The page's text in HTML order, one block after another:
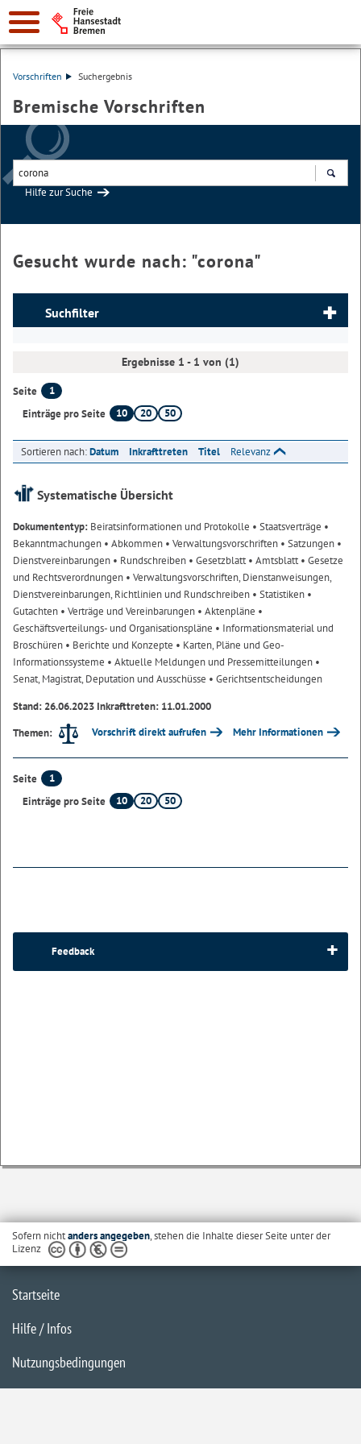
Vorschriften Suchergebnis
Bremische Vorschriften
Hilfe zur Suche
Gesucht wurde nach: "corona"
Suchfilter
Ergebnisse 1 - 1 von (1)
Seite
1
Einträge pro Seite
10 20 50
Sortieren nach:Datum Inkrafttreten Titel Relevanz
Systematische Übersicht
Dokumententyp: Beiratsinformationen und Protokolle • Staatsverträge •
Bekanntmachungen • Abkommen • Verwaltungsvorschriften • Satzungen •
Dienstvereinbarungen • Rundschreiben • Gesetzblatt• Amtsblatt• Gesetze
und Rechtsverordnungen • Verwaltungsvorschriften, Dienstanweisungen,
Dienstvereinbarungen, Richtlinien und Rundschreiben • Statistiken •
Gutachten • Verträge und Vereinbarungen • Aktenpläne •
Geschäftsverteilungs- und Organisationspläne • Informationsmaterial und
Broschüren • Berichte und Konzepte • Karten, Pläne und Geo-
Informationssysteme • Aktuelle Meldungen und Pressemitteilungen •
Senat, Magistrat, Deputation und Ausschüsse • Gerichtsentscheidungen
Stand: 26.06.2023 Inkrafttreten: 11.01.2000
Themen:
Vorschrift direkt aufrufen Mehr Informationen
Seite
1
Einträge pro Seite
10 20 50
Feedback
Sofern nichtanders angegeben, stehen die Inhalte dieser Seite unter der
Lizenz
Startseite
Hilfe / Infos
Nutzungsbedingungen